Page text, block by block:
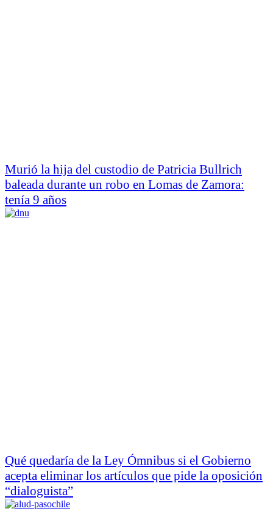
Murió la hija del custodio de Patricia Bullrich
baleada durante un robo en Lomas de Zamora:
tenía 9 años
Qué quedaría de la Ley Ómnibus si el Gobierno
acepta eliminar los artículos que pide la oposición
“dialoguista”